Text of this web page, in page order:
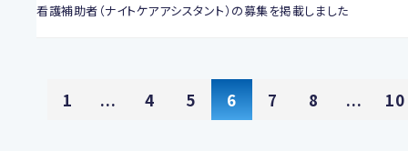
看護補助者（ナイトケアアシスタント）の募集を掲載しました
1 ... 4 5 6 7 8 ... 10